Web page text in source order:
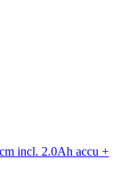
incl. 2.0Ah accu +